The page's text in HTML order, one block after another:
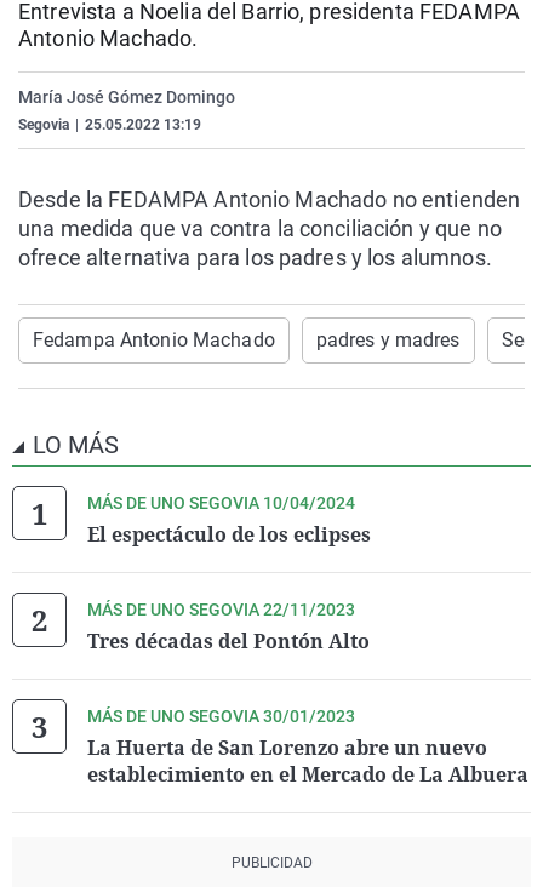
La rosa de los vientos
Caso
Operación Viuda
Extremadura
Navarra
País Vasco
Virales
Entrevista a Noelia del Barrio, presidenta FEDAMPA
Antonio Machado.
María José Gómez Domingo
Segovia 25.05.2022 13:19
Desde la FEDAMPA Antonio Machado no entienden
una medida que va contra la conciliación y que no
ofrece alternativa para los padres y los alumnos.
Fedampa Antonio Machado padres y madres
LO MÁS
MÁS DE UNO SEGOVIA 10/04/2024
El espectáculo de los eclipses
MÁS DE UNO SEGOVIA 22/11/2023
Tres décadas del Pontón Alto
MÁS DE UNO SEGOVIA 30/01/2023
La Huerta de San Lorenzo abre un nuevo
establecimiento en el Mercado de La Albuera